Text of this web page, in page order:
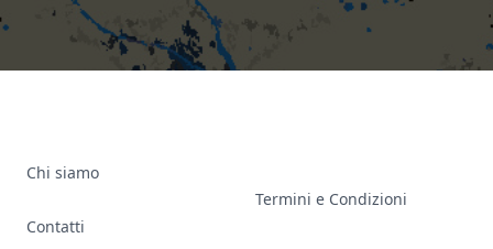
Chi siamo
Contatti
Termini e Condizioni